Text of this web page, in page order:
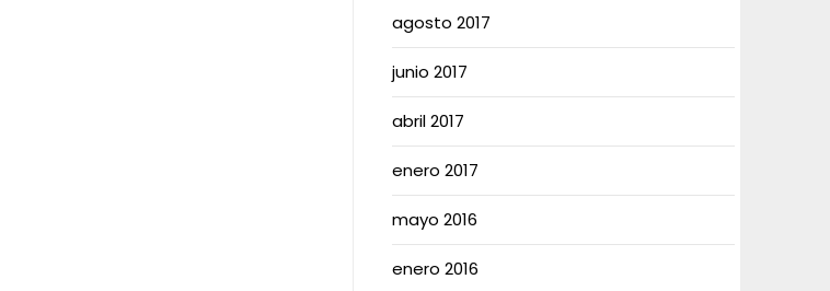
agosto 2017
junio 2017
abril 2017
enero 2017
mayo 2016
enero 2016